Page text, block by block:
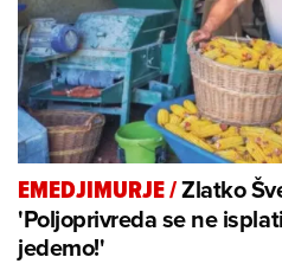
EMEDJIMURJE/Zlatko
'Poljoprivreda se ne
jedemo!'